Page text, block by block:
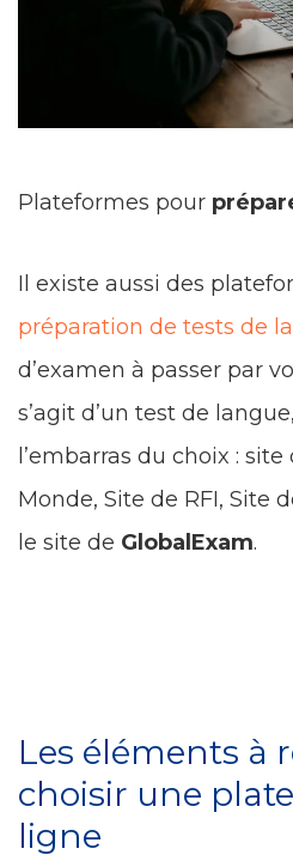
Plateformes pour
Il existe aussi des
préparation de tests de
d’examen à passer par
s’agit d’un test de
l’embarras du choix :
Monde, Site de RFI, Site
le site de GlobalExam.
Les éléments à
choisir une
ligne